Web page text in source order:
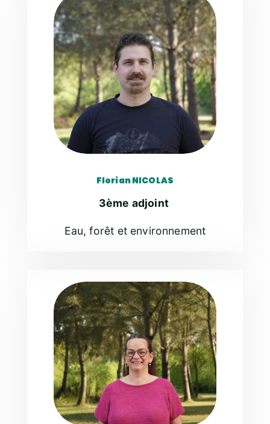
Florian NICOLAS
3ème adjoint
Eau, forêt et environnement